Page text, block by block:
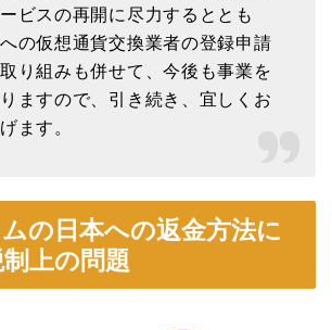
ビスの再開に尽力するととも
の仮想通貨交換業者の登録申請
り組みも併せて、今後も事業を
ますので、引き続き、宜しくお
ます。
の日本への返金方法に
上の問題